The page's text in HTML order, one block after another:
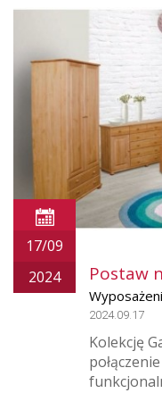
17/09
2024
Postaw
2024.09.17
Kolekcję